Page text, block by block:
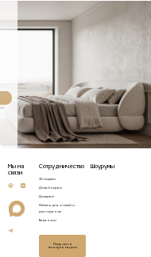
Мы на
связи
Сотрудничество
3D модели
Дизайнерам
Дилерам
Мебель для отелей и
ресторанов
Вакансии
Получить
консультацию
Шоурумы